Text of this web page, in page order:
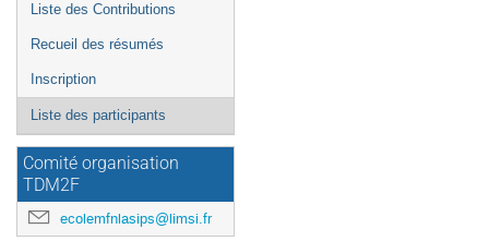
Liste des Contributions
Recueil des résumés
Inscription
Liste des participants
Comité organisation
TDM2F
ecolemfnlasips@limsi.fr